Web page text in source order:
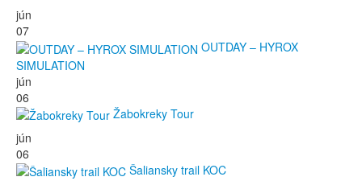
jún
07
OUTDAY – HYROX
SIMULATION
jún
06
Žabokreky Tour
jún
06
Šaliansky trail KOC